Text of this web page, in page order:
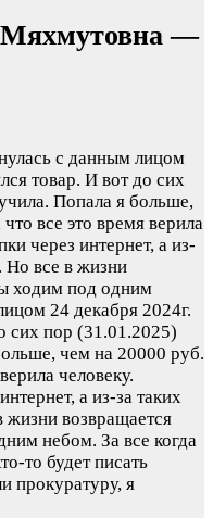
Мяхмутовна —
с данным лицом
товар. И вот до сих
Попала я больше,
все это время верила
через интернет, а из-
Но все в жизни
ходим под одним
24 декабря 2024г.
сих пор (31.01.2025)
чем на 20000 руб.
человеку.
а из-за таких
жизни возвращается
небом. За все когда
то будет писать
прокуратуру, я